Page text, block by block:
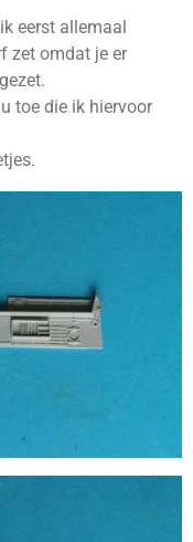
eerst allemaal
zet omdat je er
toe die ik hiervoor